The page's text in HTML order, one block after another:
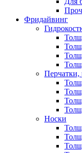
Фридайвинг
Носки